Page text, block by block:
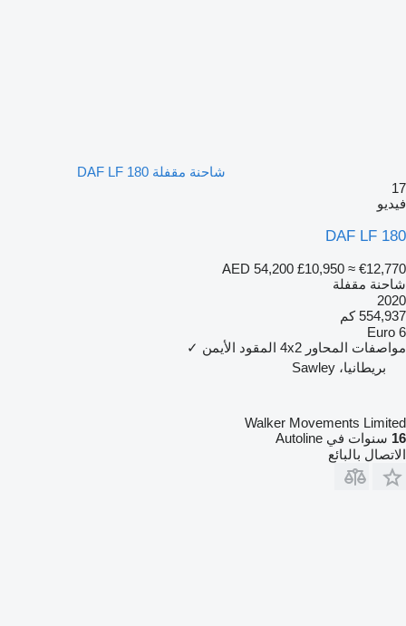
شاحنة مقفلة DAF LF 180
17
فيديو
DAF LF 180
AED 54,200 £10,950 ≈ €12,770
شاحنة مقفلة
2020
554,937 كم
Euro 6
مواصفات المحاور 4x2 المقود الأيمن ✓
بريطانيا، Sawley
Walker Movements Limited
16 سنوات في Autoline
الاتصال بالبائع